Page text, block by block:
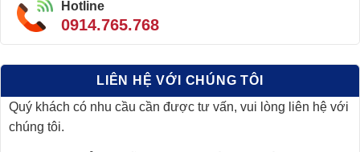
Hotline
0914.765.768
LIÊN HỆ VỚI CHÚNG TÔI
Quý khách có nhu cầu cần được tư vấn, vui lòng liên hệ với
chúng tôi.